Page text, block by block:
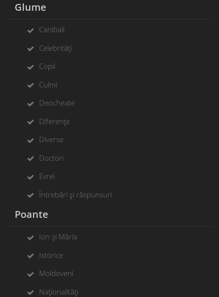
Glume
Canibali
Celebrități
Copii
Culmi
Deocheate
Diferențe
Diverse
Doctori
Evrei
Întrebări și răspunsuri
Poante
Ion și Măria
Istorice
Moldoveni
Naționalități